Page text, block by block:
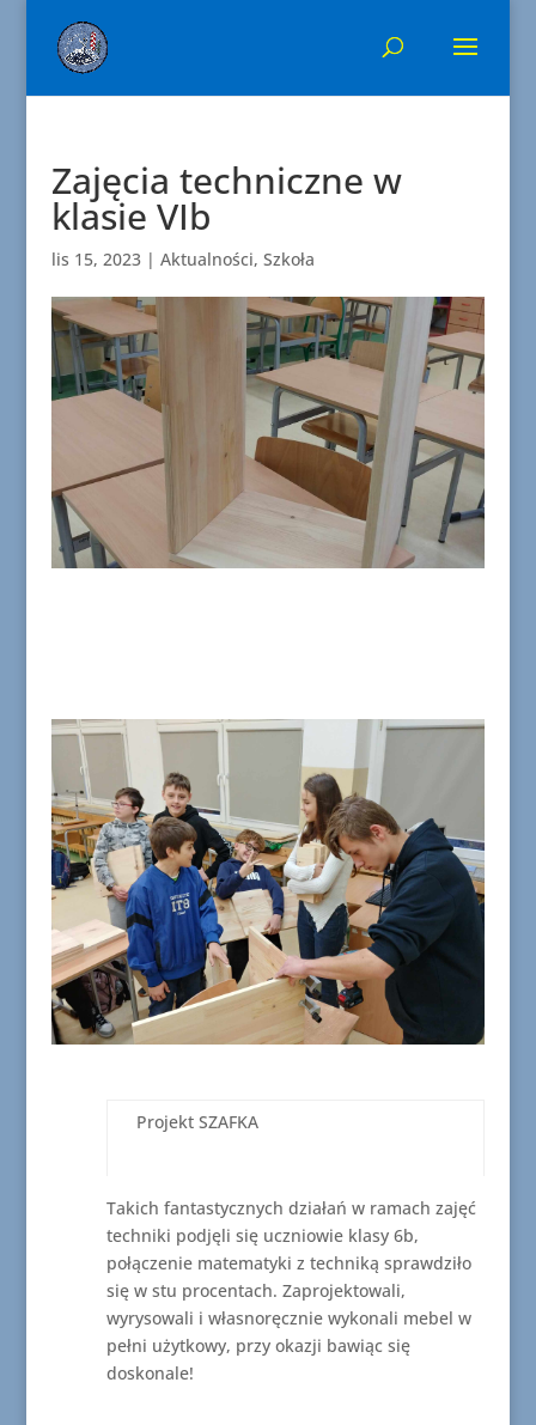
Zajęcia techniczne w
klasie VIb
lis 15, 2023| Aktualności, Szkoła
Projekt SZAFKA
Takich fantastycznych działań w ramach zajęć
techniki podjęli się uczniowie klasy 6b,
połączenie matematyki z techniką sprawdziło
się w stu procentach. Zaprojektowali,
wyrysowali i własnoręcznie wykonali mebel w
pełni użytkowy, przy okazji bawiąc się
doskonale!